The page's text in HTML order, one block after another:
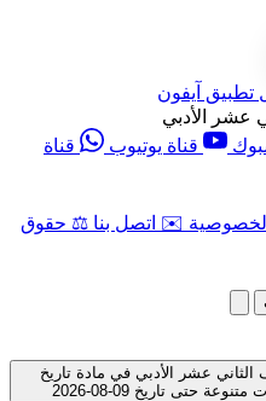
تطبيق آيفون
عشر الأدبي
قناة يوتيوب
قناة
✉️ اتصل بنا ⚖️ حقوق
عشر الأدبي في مادة تاريخ
حتى تاريخ 09-08-2026